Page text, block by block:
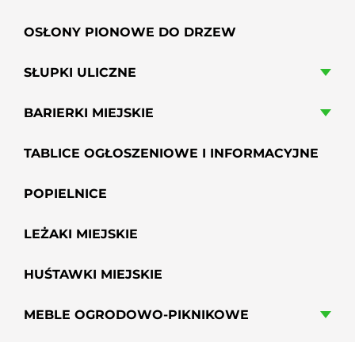
OSŁONY PIONOWE DO DRZEW
SŁUPKI ULICZNE
BARIERKI MIEJSKIE
TABLICE OGŁOSZENIOWE I INFORMACYJNE
POPIELNICE
LEŻAKI MIEJSKIE
HUŚTAWKI MIEJSKIE
MEBLE OGRODOWO-PIKNIKOWE